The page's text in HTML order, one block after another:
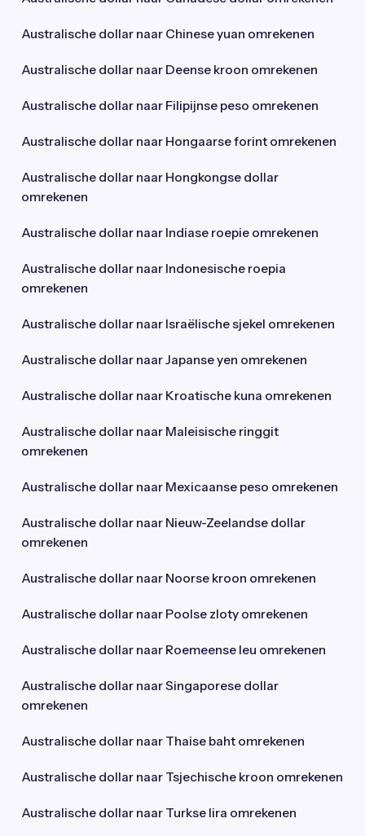
Australische dollar naar Chinese yuan omrekenen
Australische dollar naar Deense kroon omrekenen
Australische dollar naar Filipijnse peso omrekenen
Australische dollar naar Hongaarse forint omrekenen
Australische dollar naar Hongkongse dollar
omrekenen
Australische dollar naar Indiase roepie omrekenen
Australische dollar naar Indonesische roepia
omrekenen
Australische dollar naar Israëlische sjekel omrekenen
Australische dollar naar Japanse yen omrekenen
Australische dollar naar Kroatische kuna omrekenen
Australische dollar naar Maleisische ringgit
omrekenen
Australische dollar naar Mexicaanse peso omrekenen
Australische dollar naar Nieuw-Zeelandse dollar
omrekenen
Australische dollar naar Noorse kroon omrekenen
Australische dollar naar Poolse zloty omrekenen
Australische dollar naar Roemeense leu omrekenen
Australische dollar naar Singaporese dollar
omrekenen
Australische dollar naar Thaise baht omrekenen
Australische dollar naar Tsjechische kroon omrekenen
Australische dollar naar Turkse lira omrekenen